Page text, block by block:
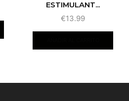
ESTIMULANT...
€13.99